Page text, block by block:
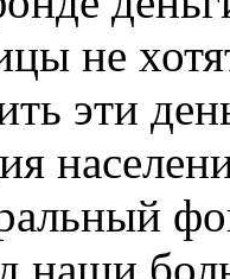
не
эти